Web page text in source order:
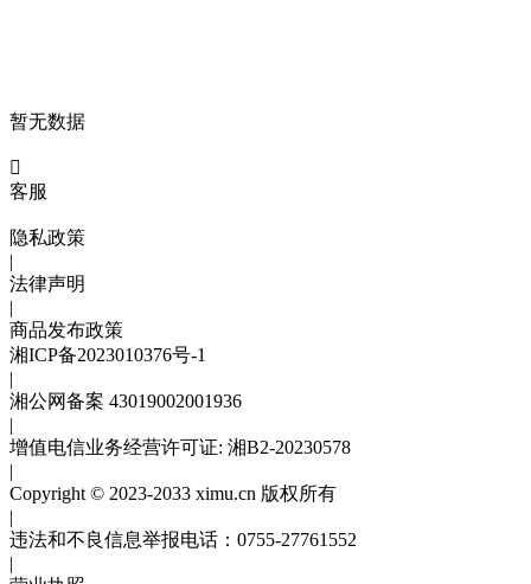
暂无数据

客服
隐私政策
|
法律声明
|
商品发布政策
湘ICP备2023010376号-1
|
湘公网备案 43019002001936
|
增值电信业务经营许可证: 湘B2-20230578
|
Copyright © 2023-2033 ximu.cn 版权所有
|
违法和不良信息举报电话：0755-27761552
|